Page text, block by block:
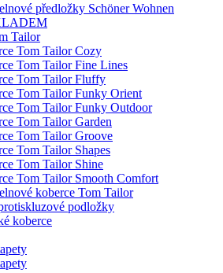
předložky Schöner Wohnen
Tailor
Tom Tailor Cozy
Tom Tailor Fine Lines
Tom Tailor Fluffy
Tom Tailor Funky Orient
Tom Tailor Funky Outdoor
Tom Tailor Garden
Tom Tailor Groove
Tom Tailor Shapes
Tom Tailor Shine
Tom Tailor Smooth Comfort
koberce Tom Tailor
podložky
koberce